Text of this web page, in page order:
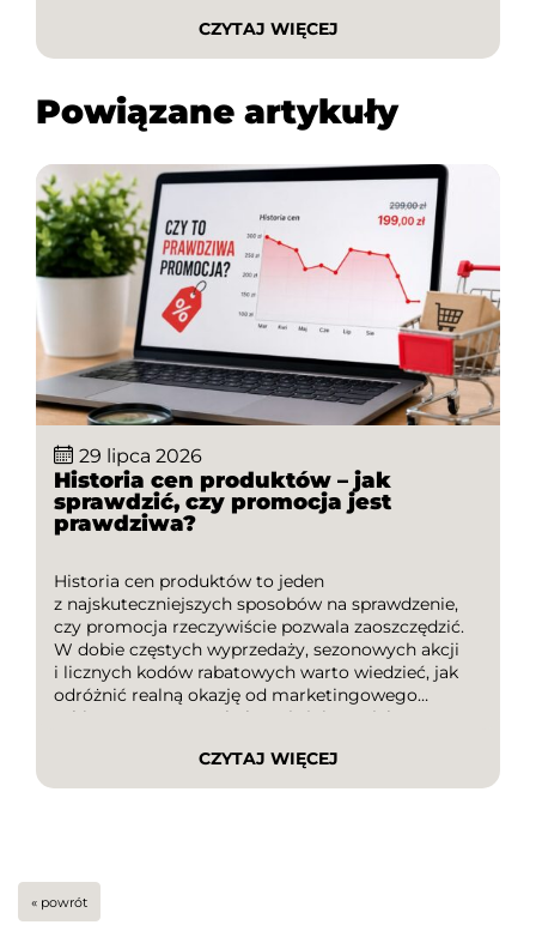
sezonowych wyprzedaży czy polowania na
najlepsze okazje. W tym artykule […]
CZYTAJ WIĘCEJ
Powiązane artykuły
29 lipca 2026
Historia cen produktów – jak
sprawdzić, czy promocja jest
prawdziwa?
Historia cen produktów to jeden
z najskuteczniejszych sposobów na sprawdzenie,
czy promocja rzeczywiście pozwala zaoszczędzić.
W dobie częstych wyprzedaży, sezonowych akcji
i licznych kodów rabatowych warto wiedzieć, jak
odróżnić realną okazję od marketingowego
zabiegu. W tym artykule wyjaśniamy, jak
uwagę podczas zakupów oraz jak jeszcze
skuteczniej obniżyć koszt zamówienia dzięki
CZYTAJ WIĘCEJ
« powrót